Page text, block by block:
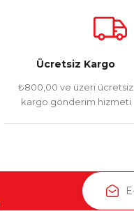
Ücretsiz Kargo
₺800,00 ve üzeri ücretsiz
kargo gönderim hizmeti